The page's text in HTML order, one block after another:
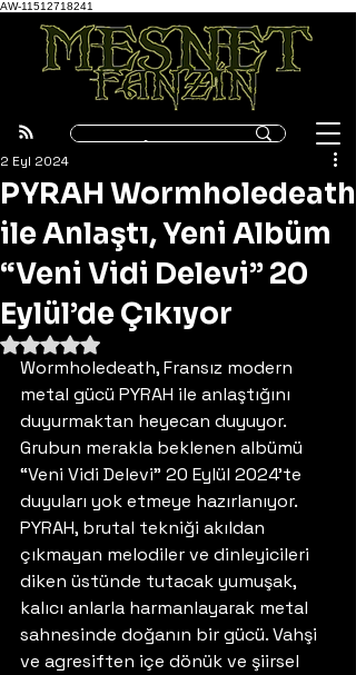
AW-11512718241
PYRAH Wormholedeath
ile Anlaştı, Yeni Albüm
“Veni Vidi Delevi” 20
Eylül’de Çıkıyor
2 Eyl 2024
5 üzerinden NaN yıldız
Wormholedeath, Fransız modern
metal gücü PYRAH ile anlaştığını
duyurmaktan heyecan duyuyor.
Grubun merakla beklenen albümü
“Veni Vidi Delevi” 20 Eylül 2024’te
duyuları yok etmeye hazırlanıyor.
PYRAH, brutal tekniği akıldan
çıkmayan melodiler ve dinleyicileri
diken üstünde tutacak yumuşak,
kalıcı anlarla harmanlayarak metal
sahnesinde doğanın bir gücü. Vahşi
ve agresiften içe dönük ve şiirsel